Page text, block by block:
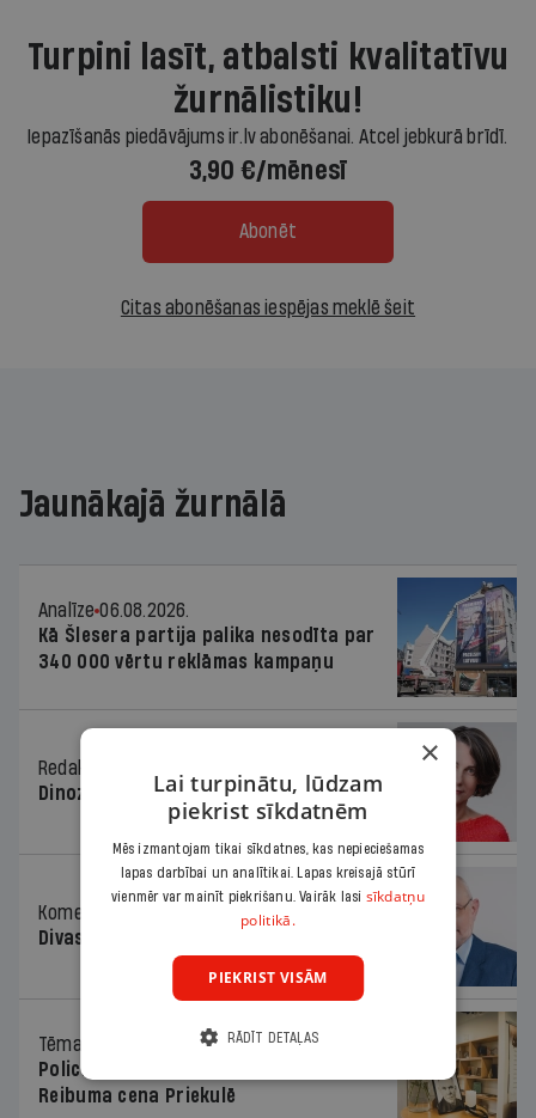
Turpini lasīt, atbalsti kvalitatīvu
žurnālistiku!
Iepazīšanās piedāvājums ir.lv abonēšanai. Atcel jebkurā brīdī.
3,90 €/mēnesī
Abonēt
Citas abonēšanas iespējas meklē šeit
Jaunākajā žurnālā
Analīze 06.08.2026.
Kā Šlesera partija palika nesodīta par
340 000 vērtu reklāmas kampaņu
Redaktores sleja
Dinozaura triks
Komentārs
Divas koalīcijas
Tēma
Policists cietumā, skolotājs – kapos.
Reibuma cena Priekulē
×
Lai turpinātu, lūdzam
piekrist sīkdatnēm
Mēs izmantojam tikai sīkdatnes, kas nepieciešamas
lapas darbībai un analītikai. Lapas kreisajā stūrī
vienmēr var mainīt piekrišanu. Vairāk lasi sīkdatņu
politikā.
PIEKRIST VISĀM
RĀDĪT DETAĻAS